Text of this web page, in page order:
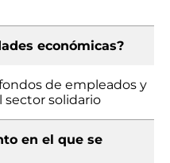
económicas?
de empleados y
sector solidario
en el que se